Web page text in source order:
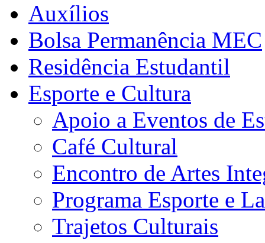
Auxílios
Bolsa Permanência MEC
Residência Estudantil
Esporte e Cultura
Apoio a Eventos de
Café Cultural
Encontro de Artes
Programa Esporte e
Trajetos Culturais